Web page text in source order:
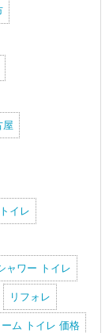
屋
イレ
ャワー トイレ
リフォレ
ーム トイレ 価格